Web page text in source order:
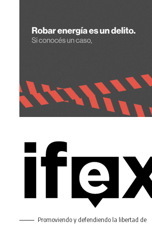
Promoviendo y defendiendo la libertad de